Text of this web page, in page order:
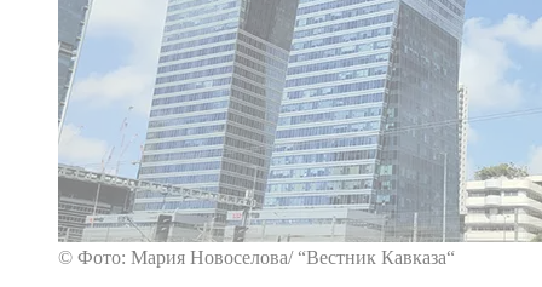
© Фото: Мария Новоселова/ “Вестник Кавказа“